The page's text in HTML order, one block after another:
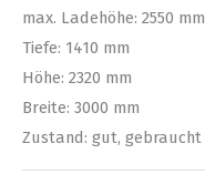
max. Ladehöhe: 2550 mm
Tiefe: 1410 mm
Höhe: 2320 mm
Breite: 3000 mm
Zustand: gut, gebraucht